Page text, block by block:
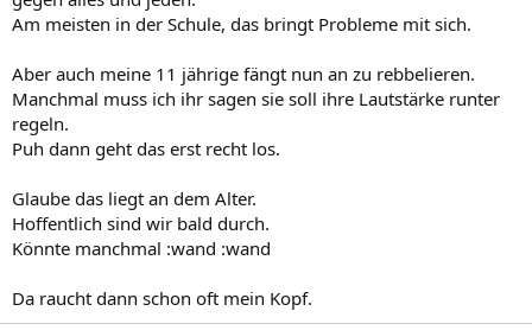
Am meisten in der Schule, das bringt Probleme mit sich.
Aber auch meine 11 jährige fängt nun an zu rebbelieren.
Manchmal muss ich ihr sagen sie soll ihre Lautstärke runter
regeln.
Puh dann geht das erst recht los.
Glaube das liegt an dem Alter.
Hoffentlich sind wir bald durch.
Könnte manchmal :wand :wand
Da raucht dann schon oft mein Kopf.